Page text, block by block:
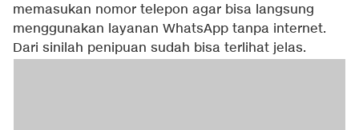
memasukan nomor telepon agar bisa langsung
menggunakan layanan WhatsApp tanpa internet.
Dari sinilah penipuan sudah bisa terlihat jelas.